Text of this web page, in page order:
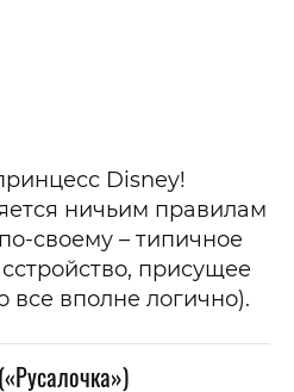
Disney!
ничьим правилам
своему – типичное
присущее
все вполне логично).